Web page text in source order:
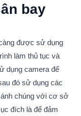
bay
được sử dụng
làm thủ tục và
dụng camera để
đó sử dụng các
chúng với cơ sở
đích là để đảm